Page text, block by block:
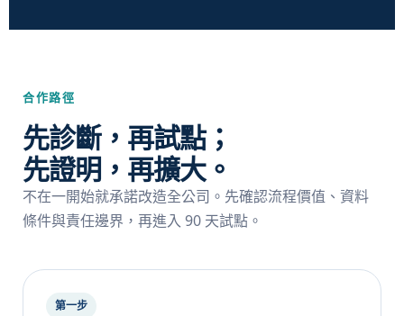
合作路徑
先診斷，再試點；
先證明，再擴大。
不在一開始就承諾改造全公司。先確認流程價值、資料
條件與責任邊界，再進入 90 天試點。
第一步